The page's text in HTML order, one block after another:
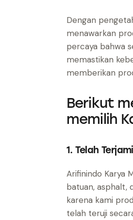
Dengan
menawarkan
percaya bahwa
memastikan
memberikan
Berikut
memilih
1. Telah
Arifinindo Karya
batuan, asphalt,
karena kami
telah teruji